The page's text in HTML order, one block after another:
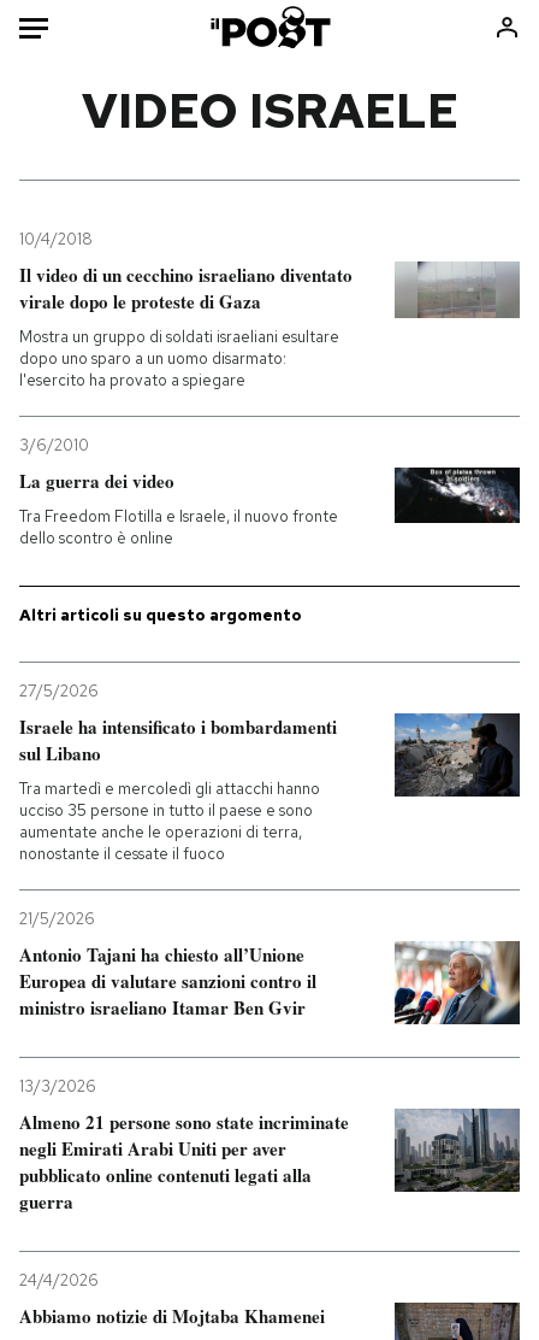
Mondo
Politica
Tecnologia
Internet
Scienza
Economia
Sport
Consumismi
Ok Boomer!
Mondiali calcio 2026
PODCAST
NEWSLETTER
I MIEI PREFERITI
SHOP
AREA PERSONALE
VIDEO ISRAELE
10/4/2018
Il video di un cecchino israeliano diventato
virale dopo le proteste di Gaza
Mostra un gruppo di soldati israeliani esultare
dopo uno sparo a un uomo disarmato:
l'esercito ha provato a spiegare
3/6/2010
La guerra dei video
Tra Freedom Flotilla e Israele, il nuovo fronte
dello scontro è online
Altri articoli su questo argomento
27/5/2026
Israele ha intensificato i bombardamenti
sul Libano
Tra martedì e mercoledì gli attacchi hanno
ucciso 35 persone in tutto il paese e sono
aumentate anche le operazioni di terra,
nonostante il cessate il fuoco
21/5/2026
Antonio Tajani ha chiesto all’Unione
Europea di valutare sanzioni contro il
ministro israeliano Itamar Ben Gvir
13/3/2026
Almeno 21 persone sono state incriminate
negli Emirati Arabi Uniti per aver
pubblicato online contenuti legati alla
guerra
24/4/2026
Abbiamo notizie di Mojtaba Khamenei